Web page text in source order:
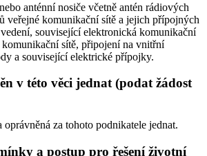
anténní nosiče včetně antén rádiových
veřejné komunikační sítě a jejich přípojných
související elektronická komunikační
komunikační sítě, připojení na vnitřní
a související elektrické přípojky.
v této věci jednat (podat žádost
oprávněná za tohoto podnikatele jednat.
a postup pro řešení životní